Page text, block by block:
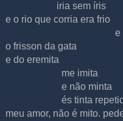
iria sem íris
e o rio que corria era frio
e
o frisson da gata
e do eremita
me imita
e não minta
és tinta
meu amor, não é mito.